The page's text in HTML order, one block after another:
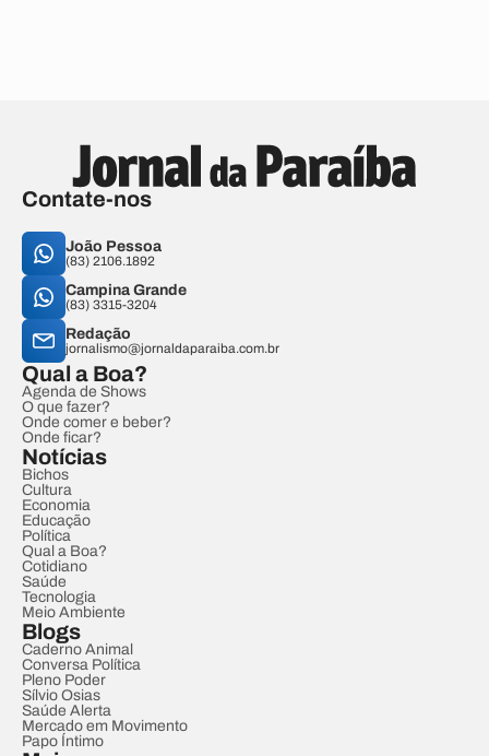
Contate-nos
João Pessoa
(83) 2106.1892
Campina Grande
(83) 3315-3204
Redação
jornalismo@jornaldaparaiba.com.br
Qual a Boa?
Agenda de Shows
O que fazer?
Onde comer e beber?
Onde ficar?
Notícias
Bichos
Cultura
Economia
Educação
Política
Qual a Boa?
Cotidiano
Saúde
Tecnologia
Meio Ambiente
Blogs
Caderno Animal
Conversa Política
Pleno Poder
Sílvio Osias
Saúde Alerta
Mercado em Movimento
Papo Íntimo